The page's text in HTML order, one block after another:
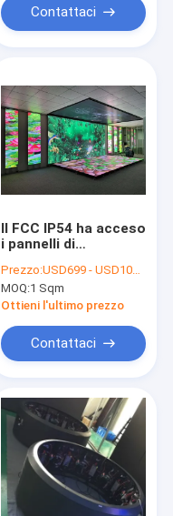
Contattaci
Il FCC IP54 ha acceso
i pannelli di
65410 pixel di m2
8192 dei punti per il
concerto
Prezzo:USD699 - USD1099 / Sqm ( price is negotiable )
MOQ:1 Sqm
Ottieni l'ultimo prezzo
Contattaci